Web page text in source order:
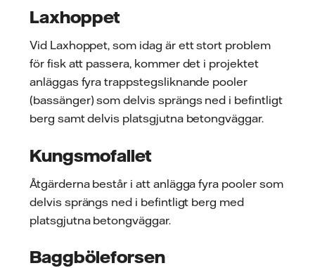
Laxhoppet
Vid Laxhoppet, som idag är ett stort problem
för fisk att passera, kommer det i projektet
anläggas fyra trappstegsliknande pooler
(bassänger) som delvis sprängs ned i befintligt
berg samt delvis platsgjutna betongväggar.
Kungsmofallet
Åtgärderna består i att anlägga fyra pooler som
delvis sprängs ned i befintligt berg med
platsgjutna betongväggar.
Baggböleforsen